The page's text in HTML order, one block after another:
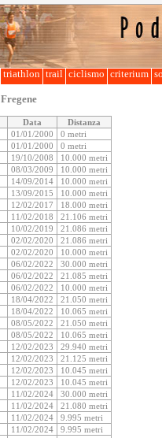
triathlon trail ciclismo criterium
Data
Distanza
01/01/2000
0 metri
01/01/2000
0 metri
19/10/2008
10.000 metri
08/03/2009
10.000 metri
14/09/2014
10.000 metri
13/09/2015
10.000 metri
12/02/2017
18.000 metri
11/02/2018
21.106 metri
10/02/2019
21.086 metri
02/02/2020
21.086 metri
02/02/2020
10.000 metri
06/02/2022
30.000 metri
06/02/2022
21.085 metri
06/02/2022
10.000 metri
18/04/2022
21.050 metri
18/04/2022
10.065 metri
08/05/2022
21.050 metri
08/05/2022
10.065 metri
12/02/2023
29.940 metri
12/02/2023
21.125 metri
12/02/2023
10.045 metri
12/02/2023
10.045 metri
11/02/2024
30.000 metri
11/02/2024
21.080 metri
11/02/2024
9.995 metri
11/02/2024
9.995 metri